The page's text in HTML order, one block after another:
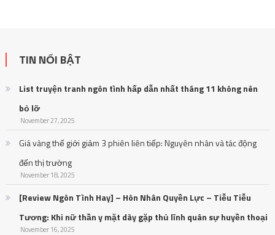
TIN NỔI BẬT
List truyện tranh ngôn tình hấp dẫn nhất tháng 11 không nên
bỏ lỡ
November 27, 2025
Giá vàng thế giới giảm 3 phiên liên tiếp: Nguyên nhân và tác động
đến thị trường
November 18, 2025
[Review Ngôn Tình Hay] – Hôn Nhân Quyền Lực – Tiễu Tiễu
Tương: Khi nữ thần y mặt dày gặp thủ lĩnh quân sự huyền thoại
November 16, 2025